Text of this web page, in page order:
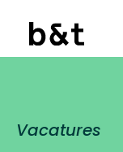
Vacatures